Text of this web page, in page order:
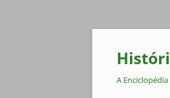
Pular
conteúdo
A